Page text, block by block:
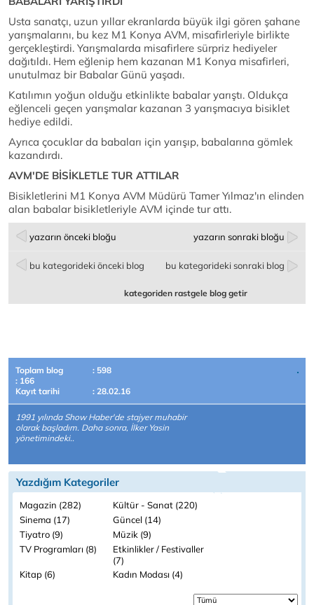
Usta sanatçı, uzun yıllar ekranlarda büyük ilgi gören şahane
yarışmalarını, bu kez M1 Konya AVM, misafirleriyle birlikte
gerçekleştirdi. Yarışmalarda misafirlere sürpriz hediyeler
dağıtıldı. Hem eğlenip hem kazanan M1 Konya misafirleri,
unutulmaz bir Babalar Günü yaşadı.
Katılımın yoğun olduğu etkinlikte babalar yarıştı. Oldukça
eğlenceli geçen yarışmalar kazanan 3 yarışmacıya bisiklet
hediye edildi.
Ayrıca çocuklar da babaları için yarışıp, babalarına gömlek
kazandırdı.
AVM'DE BİSİKLETLE TUR ATTILAR
Bisikletlerini M1 Konya AVM Müdürü Tamer Yılmaz'ın elinden
alan babalar bisikletleriyle AVM içinde tur attı.
yazarın önceki bloğu yazarın sonraki bloğu
bu kategorideki önceki blog bu kategorideki sonraki blog
kategoriden rastgele blog getir
Toplam blog
: 598
: 166
Kayıt tarihi
: 28.02.16
1991 yılında Show Haber'de stajyer muhabir
olarak başladım. Daha sonra, İlker Yasin
yönetimindeki..
Yazdığım Kategoriler
Magazin (282)
Kültür - Sanat (220)
Sinema (17)
Güncel (14)
Tiyatro (9)
Müzik (9)
TV Programları (8)
Etkinlikler / Festivaller
(7)
Kitap (6) Kadın Modası (4)